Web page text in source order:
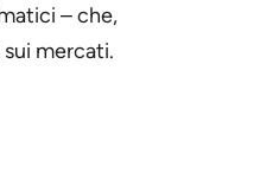
– che,
mercati.